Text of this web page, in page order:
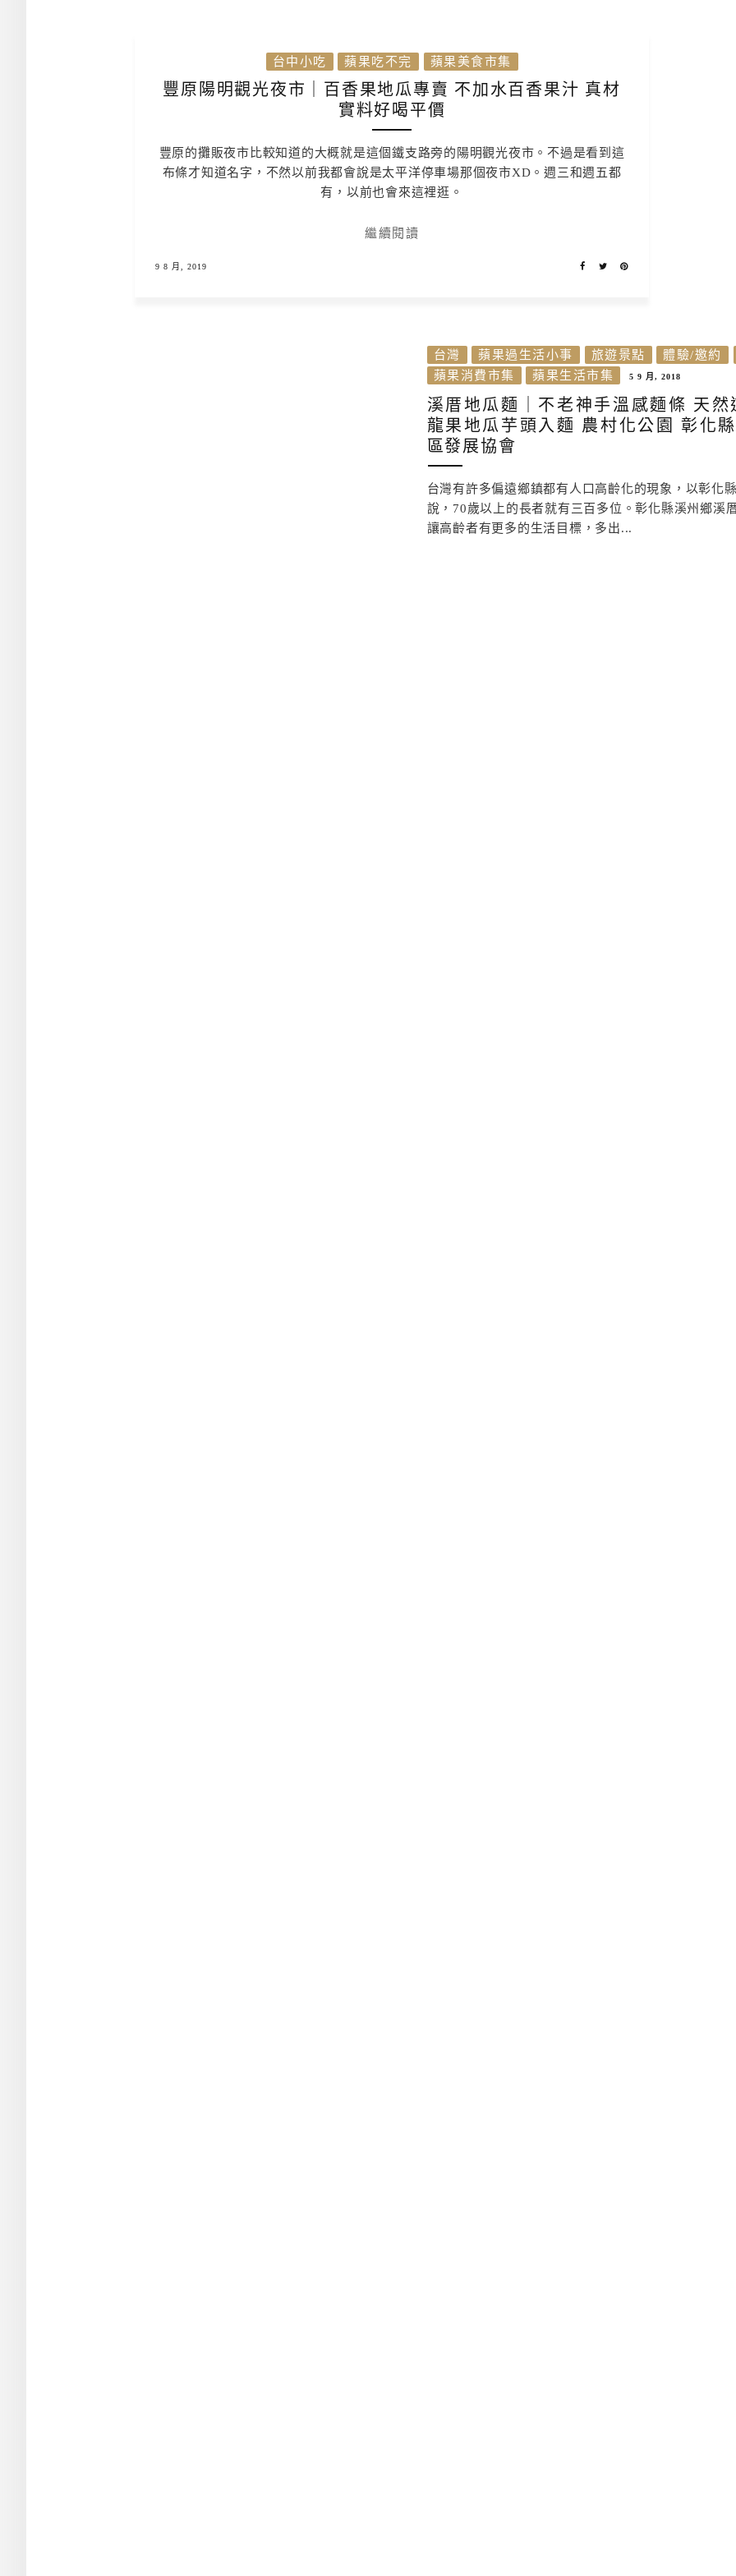
台中小吃 蘋果吃不完 蘋果美食市集
豐原陽明觀光夜市｜百香果地瓜專賣 不加水百香果汁 真材
實料好喝平價
豐原的攤販夜市比較知道的大概就是這個鐵支路旁的陽明觀光夜市。不過是看到這
布條才知道名字，不然以前我都會說是太平洋停車場那個夜市XD。週三和週五都
有，以前也會來這裡逛。
繼續閱讀
9 8 月, 2019
台灣 蘋果過生活小事 旅遊景點
體驗/邀約
蘋果消費市集
蘋果生活市集 5 9 月, 2018
溪厝地瓜麵｜不老神手溫感麵條 天
龍果地瓜芋頭入麵 農村化公園 彰化
區發展協會
台灣有許多偏遠鄉鎮都有人口高齡化的現象，以彰化
說，70歲以上的長者就有三百多位。彰化縣溪州鄉溪
讓高齡者有更多的生活目標，多出...